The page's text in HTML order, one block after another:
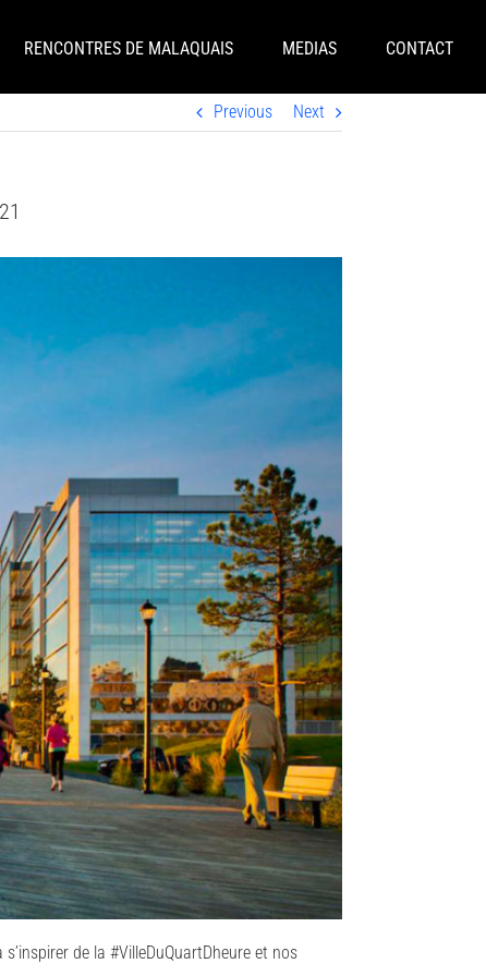
RENCONTRES DE MALAQUAIS MEDIAS CONTACT
Previous Next
de la #VilleDuQuartDheure et nos